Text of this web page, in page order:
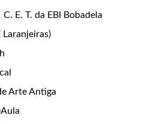
C. E. T. da EBI Bobadela
Laranjeiras)
Arte Antiga